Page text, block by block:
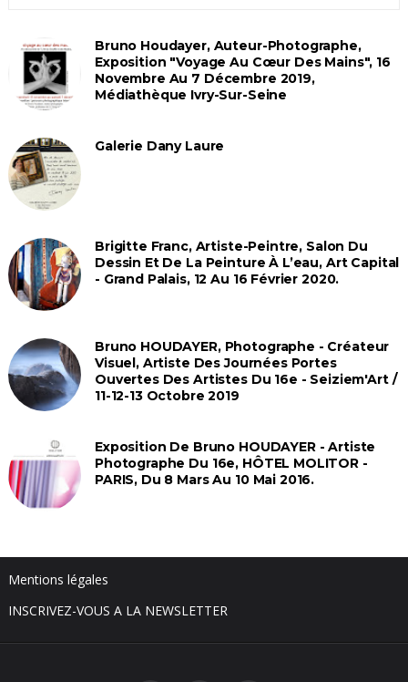
Bruno Houdayer, Auteur-Photographe,
Exposition "Voyage Au Cœur Des Mains", 16
Novembre Au 7 Décembre 2019,
Médiathèque Ivry-Sur-Seine
Galerie Dany Laure
Brigitte Franc, Artiste-Peintre, Salon Du
Dessin Et De La Peinture À L’eau, Art Capital
- Grand Palais, 12 Au 16 Février 2020.
Bruno HOUDAYER, Photographe - Créateur
Visuel, Artiste Des Journées Portes
Ouvertes Des Artistes Du 16e - Seiziem'Art /
11-12-13 Octobre 2019
Exposition De Bruno HOUDAYER - Artiste
Photographe Du 16e, HÔTEL MOLITOR -
PARIS, Du 8 Mars Au 10 Mai 2016.
Mentions légales
INSCRIVEZ-VOUS A LA NEWSLETTER